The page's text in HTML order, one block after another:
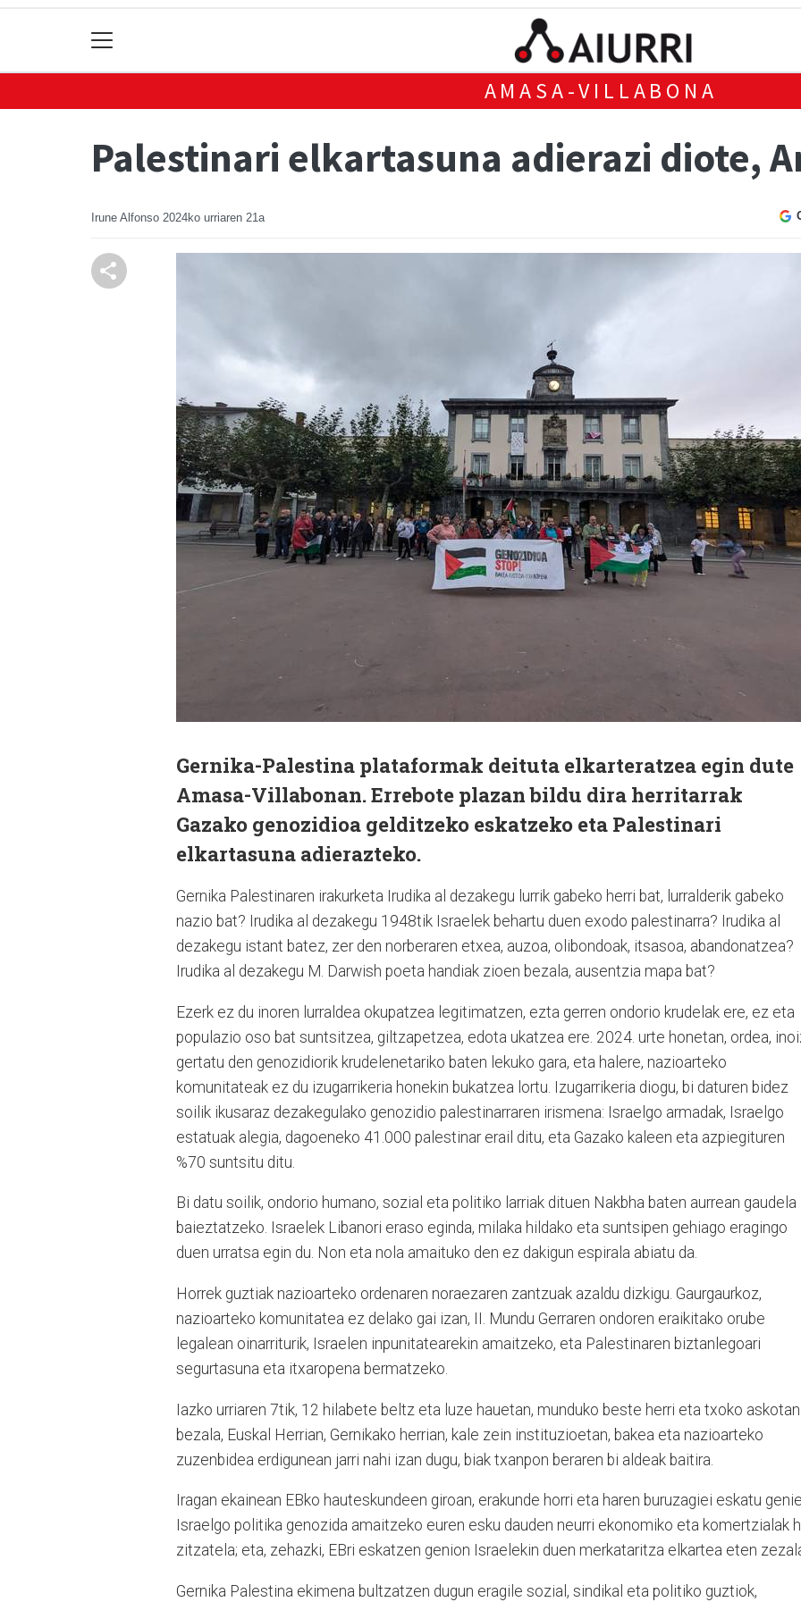
AMASA-VILLABONA
Palestinari elkartasuna adierazi diote,
Irune Alfonso 2024ko urriaren 21a
Gernika-Palestina plataformak deituta elkarteratzea egin dute
Amasa-Villabonan. Errebote plazan bildu dira herritarrak
Gazako genozidioa gelditzeko eskatzeko eta Palestinari
elkartasuna adierazteko.
Gernika Palestinaren irakurketa Irudika al dezakegu lurrik gabeko herri bat, lurralderik gabeko
nazio bat? Irudika al dezakegu 1948tik Israelek behartu duen exodo palestinarra? Irudika al
dezakegu istant batez, zer den norberaren etxea, auzoa, olibondoak, itsasoa, abandonatzea?
Irudika al dezakegu M. Darwish poeta handiak zioen bezala, ausentzia mapa bat?
Ezerk ez du inoren lurraldea okupatzea legitimatzen, ezta gerren ondorio krudelak ere, ez eta
populazio oso bat suntsitzea, giltzapetzea, edota ukatzea ere. 2024. urte honetan, ordea,
gertatu den genozidiorik krudelenetariko baten lekuko gara, eta halere, nazioarteko
komunitateak ez du izugarrikeria honekin bukatzea lortu. Izugarrikeria diogu, bi daturen bidez
soilik ikusaraz dezakegulako genozidio palestinarraren irismena: Israelgo armadak, Israelgo
estatuak alegia, dagoeneko 41.000 palestinar erail ditu, eta Gazako kaleen eta azpiegituren
%70 suntsitu ditu.
Bi datu soilik, ondorio humano, sozial eta politiko larriak dituen Nakbha baten aurrean gaudela
baieztatzeko. Israelek Libanori eraso eginda, milaka hildako eta suntsipen gehiago eragingo
duen urratsa egin du. Non eta nola amaituko den ez dakigun espirala abiatu da.
Horrek guztiak nazioarteko ordenaren noraezaren zantzuak azaldu dizkigu. Gaurgaurkoz,
nazioarteko komunitatea ez delako gai izan, II. Mundu Gerraren ondoren eraikitako orube
legalean oinarriturik, Israelen inpunitatearekin amaitzeko, eta Palestinaren biztanlegoari
segurtasuna eta itxaropena bermatzeko.
Iazko urriaren 7tik, 12 hilabete beltz eta luze hauetan, munduko beste herri eta txoko askotan
bezala, Euskal Herrian, Gernikako herrian, kale zein instituzioetan, bakea eta nazioarteko
zuzenbidea erdigunean jarri nahi izan dugu, biak txanpon beraren bi aldeak baitira.
Iragan ekainean EBko hauteskundeen giroan, erakunde horri eta haren buruzagiei eskatu
Israelgo politika genozida amaitzeko euren esku dauden neurri ekonomiko eta komertzialak
zitzatela; eta, zehazki, EBri eskatzen genion Israelekin duen merkataritza elkartea eten
Gernika Palestina ekimena bultzatzen dugun eragile sozial, sindikal eta politiko guztiok,